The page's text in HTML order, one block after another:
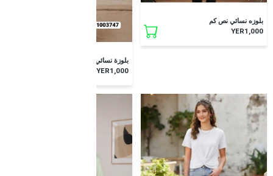
بلوزه نسائي نص كم
YER1,000
بلوزة نسائي كم طويل
YER1,000